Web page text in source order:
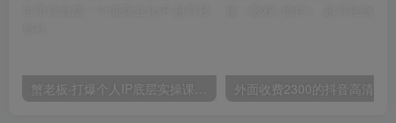
蟹老板·打爆个人IP底层实操课，教你成熟专业的打造IP技能，全方位带你做成一个能商业化IP